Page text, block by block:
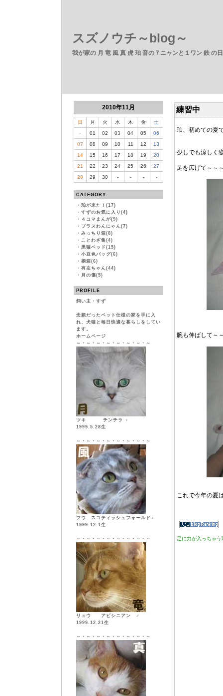
スズノウチ～blog～
我が家の 月 竜 風 真 虎 珀 音の７ニャンと１ワン 鉄 の
2010年11月
日 月 火 水 木 金
土
-
01 02 03 04 05
06
07
08 09 10 11 12
13
14
15 16 17 18 19
20
21
22 23 24 25 26
27
28
29 30 - - - -
CATEGORY
・ 珀が来た！(17)
・ すずのお気に入り(4)
・ ４コマまんが(9)
・ プラスわんにゃん(7)
・ みっちり箱(8)
・ ことわざ集(4)
・ 黒猫ベッド(15)
・ 小豆色バッグ(6)
・ 桐箱(6)
・ 有友ちゃん(44)
・ 月の傷(5)
PROFILE
飼い主・すず
念願だったペット仕様の家を手に入
れ、犬猫と毎日快適な暮らしをしてい
ます。
ホームページ
～・～・～・～・～・～・～・～
ツキ チンチラ ♀
1999.5.28生
～・～・～・～・～・～・～・～
フウ スコティッシュフォールド♀
1999.12.1生
～・～・～・～・～・～・～・～
リュウ アビシニアン ♂
1999.12.21生
～・～・～・～・～・～・～・～
練習中
珀、初めての夏
少しでも涼しく
足を広げて～～
腕も伸ばして～
これで今年の夏
足に力が入っちゃ